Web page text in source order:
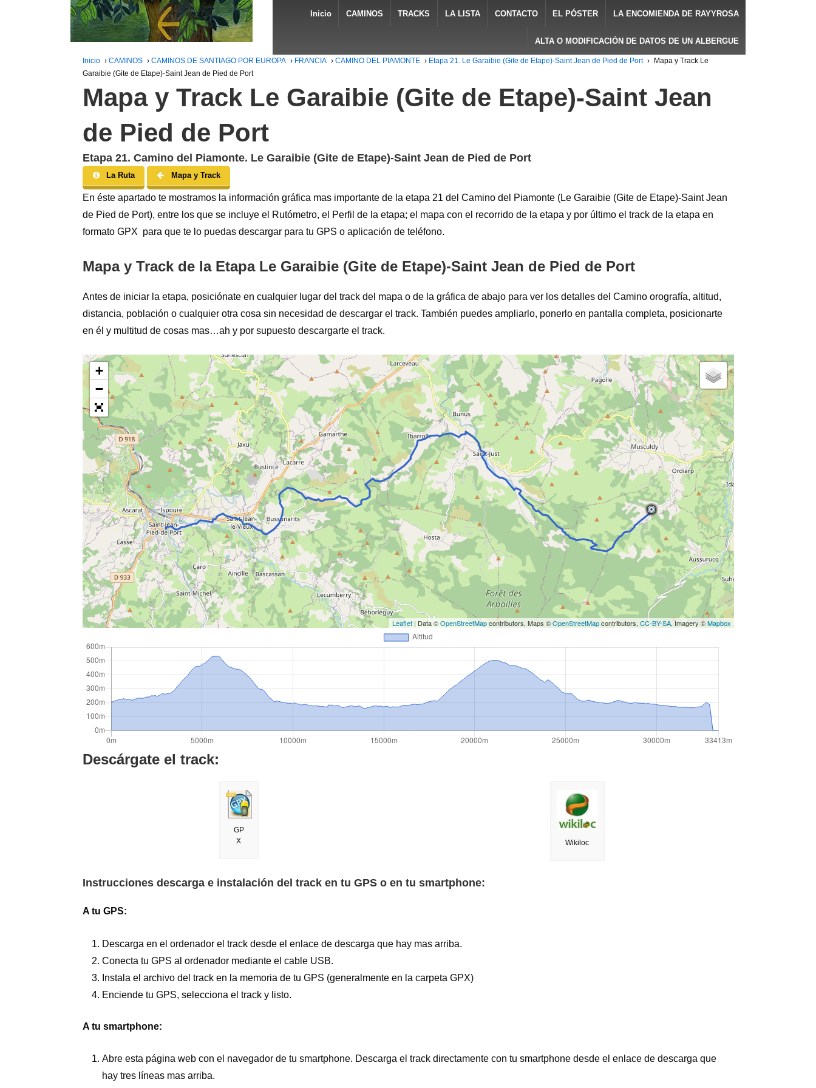
Inicio CAMINOS TRACKS LA LISTA CONTACTO EL PÓSTER LA ENCOMIENDA DE RAYYROSA
ALTA O MODIFICACIÓN DE DATOS DE UN ALBERGUE
Inicio › CAMINOS › CAMINOS DE SANTIAGO POR EUROPA › FRANCIA › CAMINO DEL PIAMONTE › Etapa 21. Le Garaibie (Gite de Etape)-Saint Jean de Pied de Port ›
Mapa y Track Le
Garaibie (Gite de Etape)-Saint Jean de Pied de Port
Mapa y Track Le Garaibie (Gite de Etape)-Saint Jean
de Pied de Port
Etapa 21. Camino del Piamonte. Le Garaibie (Gite de Etape)-Saint Jean de Pied de Port
La Ruta Mapa y Track
En éste apartado te mostramos la información gráfica mas importante de la etapa 21 del Camino del Piamonte (Le Garaibie (Gite de Etape)-Saint Jean
de Pied de Port), entre los que se incluye el Rutómetro, el Perfil de la etapa; el mapa con el recorrido de la etapa y por último el track de la etapa en
formato GPX para que te lo puedas descargar para tu GPS o aplicación de teléfono.
Mapa y Track de la Etapa Le Garaibie (Gite de Etape)-Saint Jean de Pied de Port
Antes de iniciar la etapa, posiciónate en cualquier lugar del track del mapa o de la gráfica de abajo para ver los detalles del Camino orografía, altitud,
distancia, población o cualquier otra cosa sin necesidad de descargar el track. También puedes ampliarlo, ponerlo en pantalla completa, posicionarte
en él y multitud de cosas mas…ah y por supuesto descargarte el track.
+
−
Leaflet| Data ©OpenStreetMapcontributors, Maps ©OpenStreetMapcontributors, CC-BY-SA, Imagery ©Mapbox
Descárgate el track:
GP
X
Wikiloc
Instrucciones descarga e instalación del track en tu GPS o en tu smartphone:
A tu GPS:
Descarga en el ordenador el track desde el enlace de descarga que hay mas arriba.
Conecta tu GPS al ordenador mediante el cable USB.
Instala el archivo del track en la memoria de tu GPS (generalmente en la carpeta GPX)
Enciende tu GPS, selecciona el track y listo.
A tu smartphone:
Abre esta página web con el navegador de tu smartphone. Descarga el track directamente con tu smartphone desde el enlace de descarga que
hay tres líneas mas arriba.